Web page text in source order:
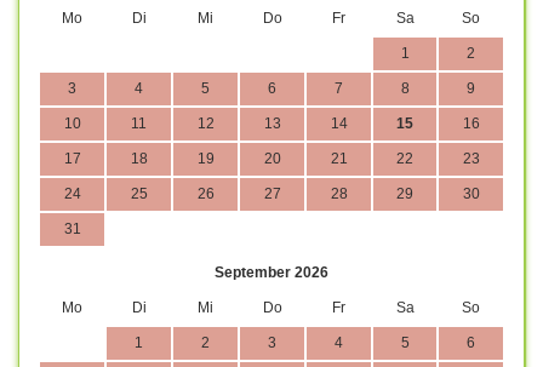
Mo Di Mi Do Fr Sa So
1 2
3 4 5 6 7 8 9
10 11 12 13 14 15 16
17 18 19 20 21 22 23
24 25 26 27 28 29 30
31
September 2026
Mo Di Mi Do Fr Sa So
1 2 3 4 5 6